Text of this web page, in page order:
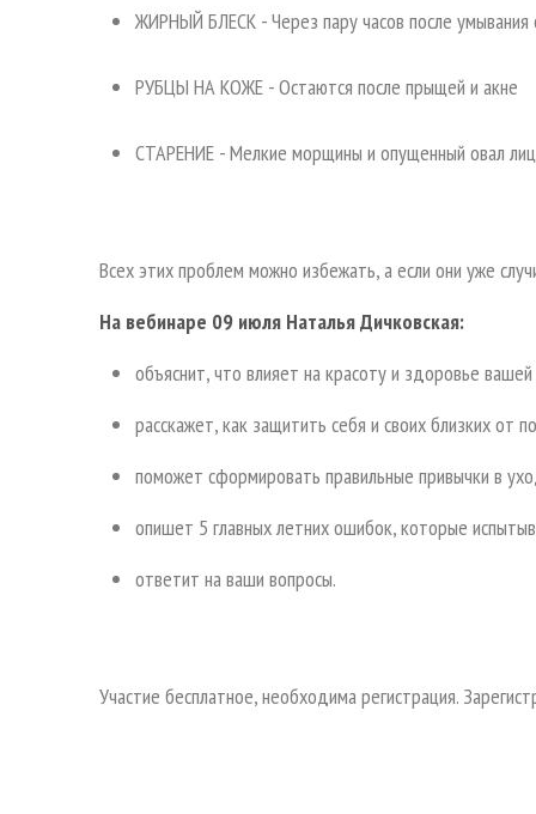
ЖИРНЫЙ БЛЕСК - Через пару часов после умывания
РУБЦЫ НА КОЖЕ - Остаются после прыщей и акне
СТАРЕНИЕ - Мелкие морщины и опущенный овал
Всех этих проблем можно избежать, а если они уже
На вебинаре 09 июля Наталья Дичковская:
объяснит, что влияет на красоту и здоровье
расскажет, как защитить себя и своих близких от
поможет сформировать правильные привычки в
опишет 5 главных летних ошибок, которые
ответит на ваши вопросы.
Участие бесплатное, необходима регистрация.